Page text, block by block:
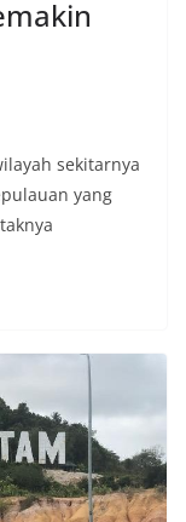
sekitarnya
yang